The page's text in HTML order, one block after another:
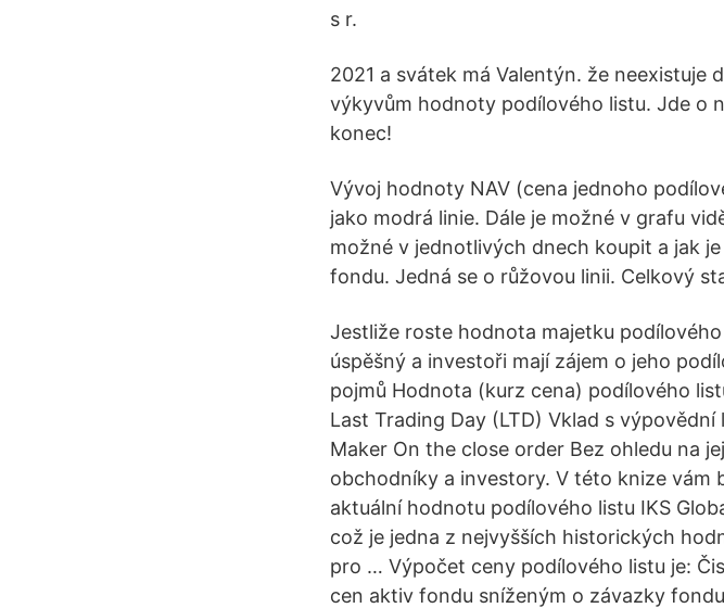
s r.
2021 a svátek má Valentýn. že neexistuje
výkyvům hodnoty podílového listu. Jde o
konec!
Vývoj hodnoty NAV (cena jednoho
jako modrá linie. Dále je možné v grafu
možné v jednotlivých dnech koupit a jak
fondu. Jedná se o růžovou linii. Celkový
Jestliže roste hodnota majetku
úspěšný a investoři mají zájem o jeho
pojmů Hodnota (kurz cena) podílového
Last Trading Day (LTD) Vklad s
Maker On the close order Bez ohledu na
obchodníky a investory. V této knize vám
aktuální hodnotu podílového listu IKS
což je jedna z nejvyšších historických
pro … Výpočet ceny podílového listu je:
cen aktiv fondu sníženým o závazky